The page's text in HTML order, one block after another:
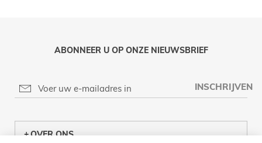
ABONNEER U OP ONZE NIEUWSBRIEF
INSCHRIJVEN
OVER ONS